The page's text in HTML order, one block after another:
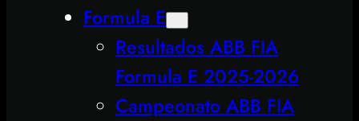
Formula E
Resultados ABB FIA
Formula E 2025-2026
Campeonato ABB FIA